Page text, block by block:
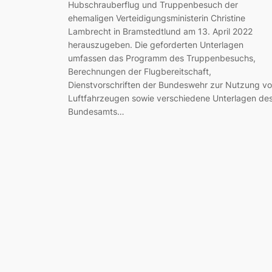
Hubschrauberflug und Truppenbesuch der
ehemaligen Verteidigungsministerin Christine
Lambrecht in Bramstedtlund am 13. April 2022
herauszugeben. Die geforderten Unterlagen
umfassen das Programm des Truppenbesuchs,
Berechnungen der Flugbereitschaft,
Dienstvorschriften der Bundeswehr zur Nutzung
Luftfahrzeugen sowie verschiedene Unterlagen
Bundesamts…